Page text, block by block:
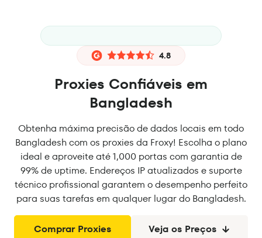
4.8
Proxies Confiáveis em
Bangladesh
Obtenha máxima precisão de dados locais em todo
Bangladesh com os proxies da Froxy! Escolha o plano
ideal e aproveite até 1,000 portas com garantia de
99% de uptime. Endereços IP atualizados e suporte
técnico profissional garantem o desempenho perfeito
para suas tarefas em qualquer lugar do Bangladesh.
Comprar Proxies Veja os Preços